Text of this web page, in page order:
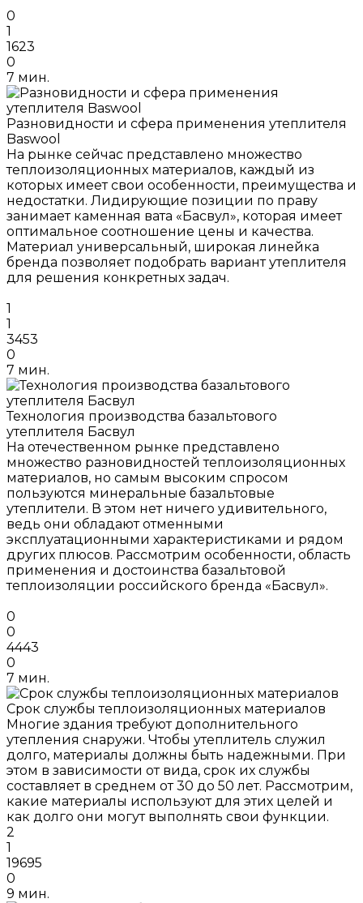
0
1
1623
0
7 мин.
Разновидности и сфера применения утеплителя
Baswool
На рынке сейчас представлено множество
теплоизоляционных материалов, каждый из
которых имеет свои особенности, преимущества и
недостатки. Лидирующие позиции по праву
занимает каменная вата «Басвул», которая имеет
оптимальное соотношение цены и качества.
Материал универсальный, широкая линейка
бренда позволяет подобрать вариант утеплителя
для решения конкретных задач.
1
1
3453
0
7 мин.
Технология производства базальтового
утеплителя Басвул
На отечественном рынке представлено
множество разновидностей теплоизоляционных
материалов, но самым высоким спросом
пользуются минеральные базальтовые
утеплители. В этом нет ничего удивительного,
ведь они обладают отменными
эксплуатационными характеристиками и рядом
других плюсов. Рассмотрим особенности, область
применения и достоинства базальтовой
теплоизоляции российского бренда «Басвул».
0
0
4443
0
7 мин.
Срок службы теплоизоляционных материалов
Многие здания требуют дополнительного
утепления снаружи. Чтобы утеплитель служил
долго, материалы должны быть надежными. При
этом в зависимости от вида, срок их службы
составляет в среднем от 30 до 50 лет. Рассмотрим,
какие материалы используют для этих целей и
как долго они могут выполнять свои функции.
2
1
19695
0
9 мин.